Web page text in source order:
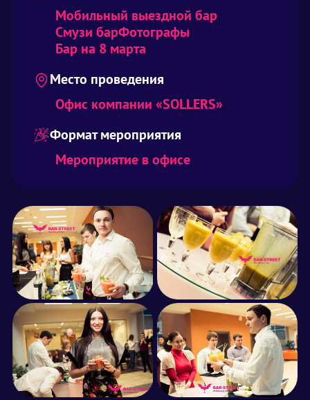
Мобильный выездной бар
Смузи барФотографы
Бар на 8 марта
Место проведения
Офис компании «SOLLERS»
Формат мероприятия
Мероприятие в офисе